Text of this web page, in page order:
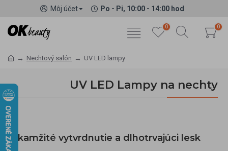
Môj účet Po - Pi, 10:00 - 14:00 hod
0 0
Nechtový salón UV LED lampy
UV LED Lampy na nechty
Okamžité vytvrdnutie a dlhotrvajúci lesk